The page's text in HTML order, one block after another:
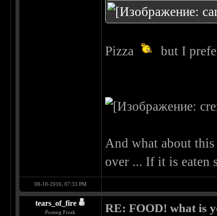
Pizza but I
And what about
over ... If it is
08-10-2016, 07:33 PM
tears_of_fire
Posting Freak RE: FOOD! what is